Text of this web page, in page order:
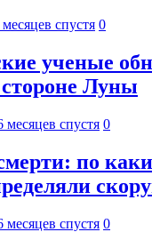
спустя 0
ученые
Луны
месяцев спустя 0
по
месяцев спустя 0